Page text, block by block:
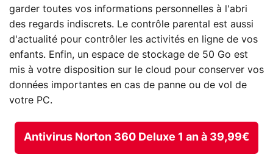
garder toutes vos informations personnelles à l'abri
des regards indiscrets. Le contrôle parental est aussi
d'actualité pour contrôler les activités en ligne de vos
enfants. Enfin, un espace de stockage de 50 Go est
mis à votre disposition sur le cloud pour conserver vos
données importantes en cas de panne ou de vol de
votre PC.
Antivirus Norton 360 Deluxe 1 an à 39,99€